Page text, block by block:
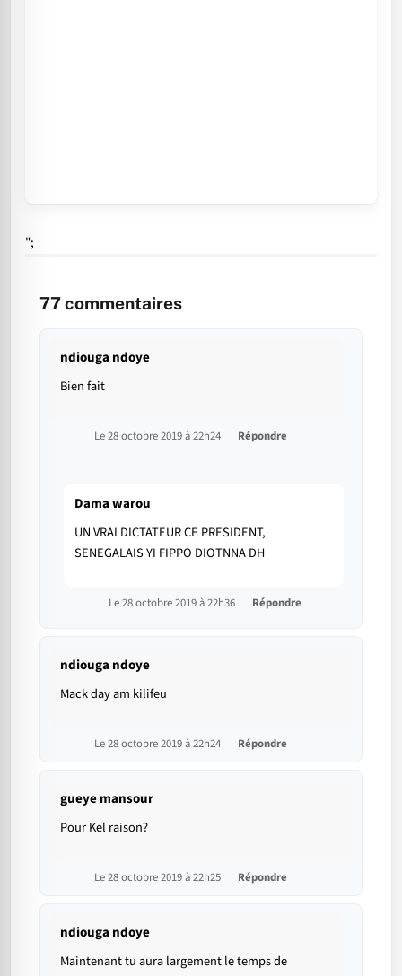
";
77commentaires
ndiouga ndoye
Bien fait
Le 28 octobre 2019 à 22h24 Répondre
Dama warou
UN VRAI DICTATEUR CE PRESIDENT,
SENEGALAIS YI FIPPO DIOTNNA DH
Le 28 octobre 2019 à 22h36 Répondre
ndiouga ndoye
Mack day am kilifeu
Le 28 octobre 2019 à 22h24 Répondre
gueye mansour
Pour Kel raison?
Le 28 octobre 2019 à 22h25 Répondre
ndiouga ndoye
Maintenant tu aura largement le temps de